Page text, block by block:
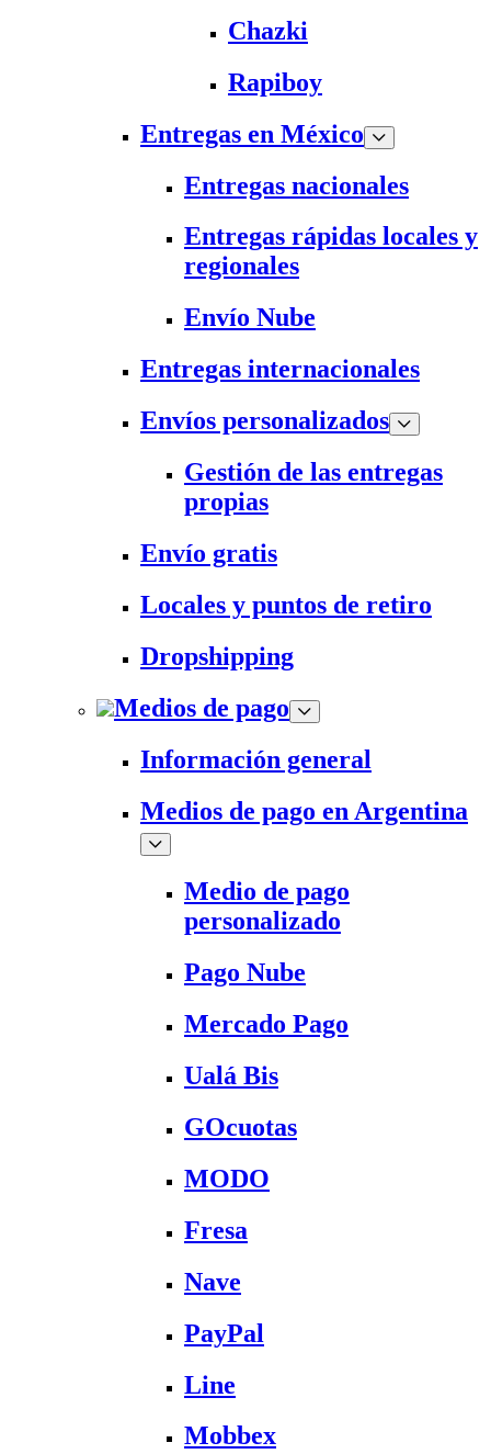
Chazki
Rapiboy
Entregas en México
Entregas nacionales
Entregas rápidas locales y
regionales
Envío Nube
Entregas internacionales
Envíos personalizados
Gestión de las entregas
propias
Envío gratis
Locales y puntos de retiro
Dropshipping
Medios de pago
Información general
Medios de pago en Argentina
Medio de pago
personalizado
Pago Nube
Mercado Pago
Ualá Bis
GOcuotas
MODO
Fresa
Nave
PayPal
Line
Mobbex